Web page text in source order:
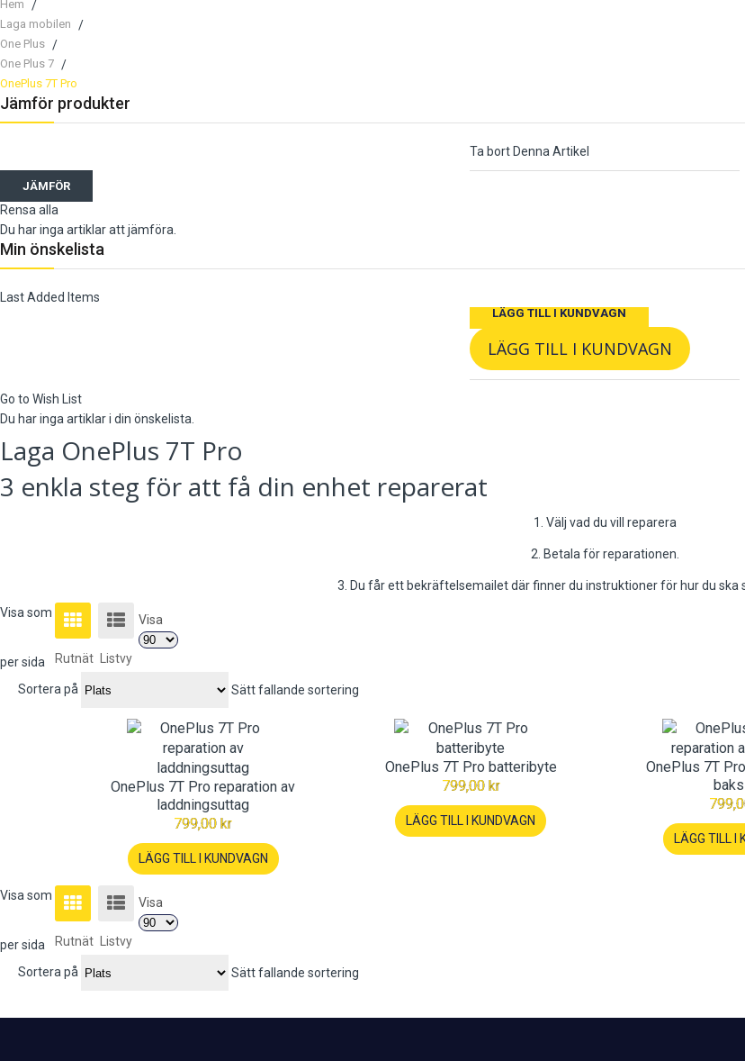
Hem
Laga mobilen
One Plus
One Plus 7
OnePlus 7T Pro
Jämför produkter
Ta bort Denna Artikel
JÄMFÖR
Rensa alla
Du har inga artiklar att jämföra.
Min önskelista
Last Added Items
LÄGG TILL I KUNDVAGN
LÄGG TILL I KUNDVAGN
Go to Wish List
Du har inga artiklar i din önskelista.
Laga OnePlus 7T Pro
3 enkla steg för att få din enhet reparerat
1. Välj vad du vill reparera
2. Betala för reparationen.
3. Du får ett bekräftelsemailet där finner du instruktioner för hur du ska
Visa som
Rutnät Listvy
Visa
per sida
Sortera på
Sätt fallande sortering
OnePlus 7T Pro reparation av
laddningsuttag
799,00 kr
LÄGG TILL I KUNDVAGN
OnePlus 7T Pro batteribyte
799,00 kr
LÄGG TILL I KUNDVAGN
OnePlus 7T
LÄGG TILL I
Visa som
Rutnät Listvy
Visa
per sida
Sortera på
Sätt fallande sortering